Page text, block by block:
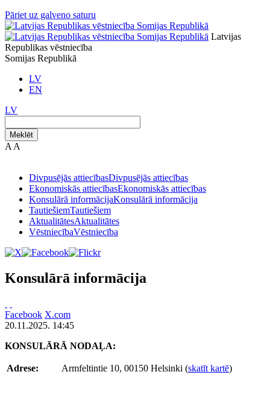
Pāriet uz galveno saturu
Latvijas
Republikas vēstniecība
Somijas Republikā
LV
EN
LV
Meklēt
A A
Divpusējās attiecībasDivpusējās attiecības
Ekonomiskās attiecībasEkonomiskās attiecības
Konsulārā informācijaKonsulārā informācija
TautiešiemTautiešiem
AktualitātesAktualitātes
VēstniecībaVēstniecība
Konsulārā informācija
Facebook X.com
20.11.2025. 14:45
KONSULĀRĀ NODAĻA:
Adrese: Armfeltintie 10, 00150 Helsinki (skatīt kartē)